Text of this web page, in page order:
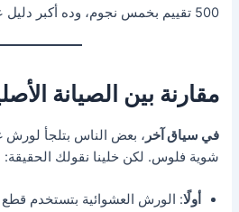
500 تقييم بخمس نجوم، وده أكبر دليل على مصداقيتنا.
مقارنة بين الصيانة
في سياق آخر ، بعض الناس بتلجأ لورش
شوية فلوس. لكن خلينا نقولك الحقيقة:
أولًا: الورش العشوائية بتستخدم قطع